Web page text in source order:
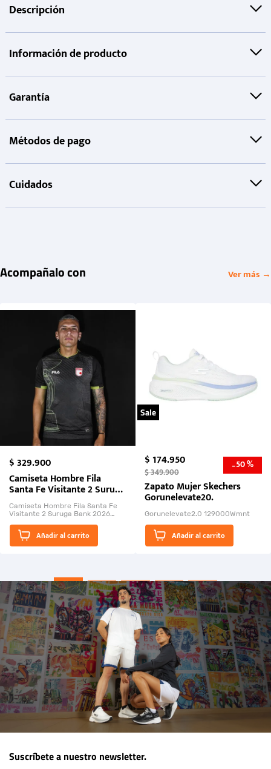
Descripción
Información de producto
Garantía
Métodos de pago
Cuidados
Acompañalo con Ver más →
$329.900
Camiseta Hombre Fila
Santa Fe Visitante 2 Suruga
Bank 2026
Camiseta Hombre Fila Santa Fe
Visitante 2 Suruga Bank 2026
El Rugido del Sol Naciente:
“Primeros para la Et...
Añadir al carrito
Sale
$174.950
$349.900 -50 %
Zapato Mujer Skechers
Gorunelevate20.
Gorunelevate2.0 129000Wmnt
Añadir al carrito
Suscríbete a nuestro newsletter.